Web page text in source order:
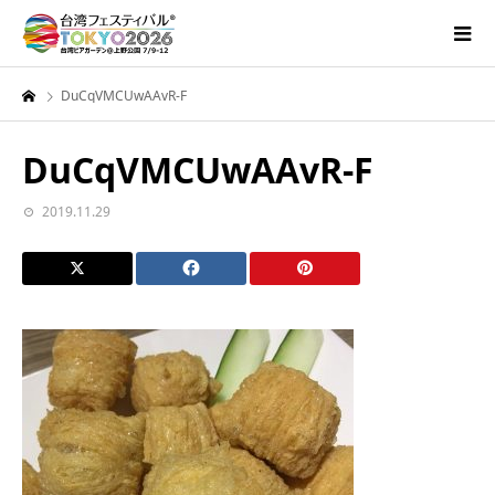
DuCqVMCUwAAvR-F
DuCqVMCUwAAvR-F
2019.11.29